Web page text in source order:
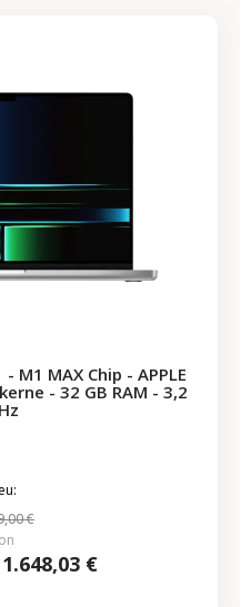
M1 MAX Chip - APPLE
- 32 GB RAM - 3,2
€
1.648,03 €